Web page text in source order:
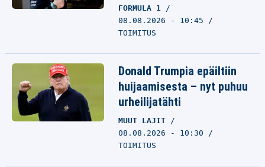
FORMULA 1
08.08.2026 - 10:45
TOIMITUS
Donald Trumpia epäiltiin
huijaamisesta – nyt puhuu
urheilijatähti
MUUT LAJIT
08.08.2026 - 10:30
TOIMITUS